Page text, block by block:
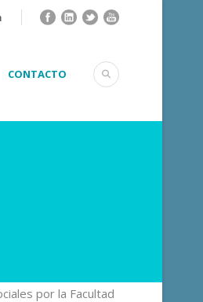
CONTACTO
por la Facultad